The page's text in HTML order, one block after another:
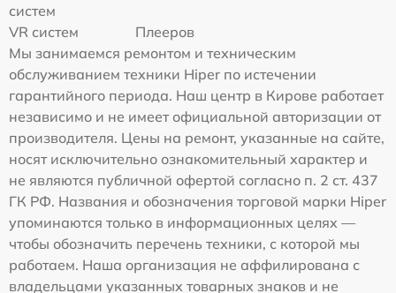
систем
VR систем
Плееров
Мы занимаемся ремонтом и техническим
обслуживанием техники Hiper по истечении
гарантийного периода. Наш центр в Кирове работает
независимо и не имеет официальной авторизации от
производителя. Цены на ремонт, указанные на сайте,
носят исключительно ознакомительный характер и
не являются публичной офертой согласно п. 2 ст. 437
ГК РФ. Названия и обозначения торговой марки Hiper
упоминаются только в информационных целях —
чтобы обозначить перечень техники, с которой мы
работаем. Наша организация не аффилирована с
владельцами указанных товарных знаков и не